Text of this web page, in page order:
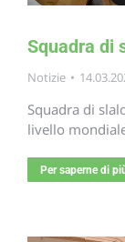
Squadra di
Notizie
Squadra di
livello
Per saperne di